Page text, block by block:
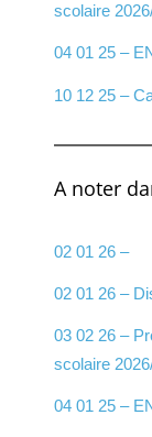
scolaire
04 01 25 –
10 12 25 –
A noter
02 01 26 –
02 01 26 –
03 02 26 –
scolaire
04 01 25 –